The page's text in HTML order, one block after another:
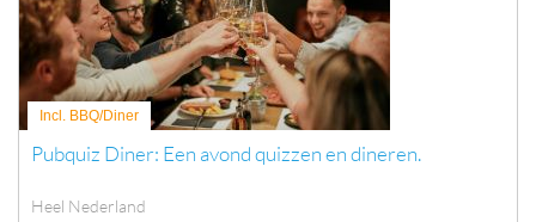
Incl. BBQ/Diner
Pubquiz Diner: Een avond quizzen en dineren.
Heel Nederland